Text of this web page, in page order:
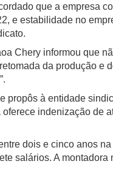
que a empresa
e estabilidade no
Chery informou que
da produção e
propôs à entidade
oferece indenização de
dois e cinco anos
salários. A